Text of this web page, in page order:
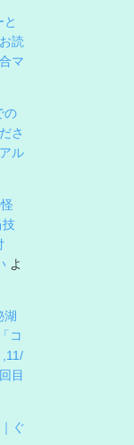
読
マ
の
さ
ル
技
よ
湖
コ
目
ぐ